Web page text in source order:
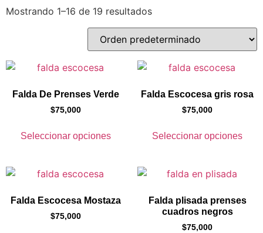
Mostrando 1–16 de 19 resultados
Falda De Prenses Verde
$75,000
Seleccionar opciones
Falda Escocesa gris rosa
$75,000
Seleccionar opciones
Falda Escocesa Mostaza
$75,000
Falda plisada prenses
cuadros negros
$75,000